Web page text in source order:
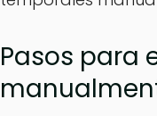
Pasos para